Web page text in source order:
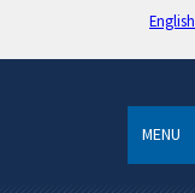
English
MENU